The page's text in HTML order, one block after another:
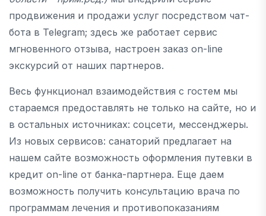
продвижения и продажи услуг посредством чат-
бота в Telegram; здесь же работает сервис
мгновенного отзыва, настроен заказ on-line
экскурсий от наших партнеров.
Весь функционал взаимодействия с гостем мы
стараемся предоставлять не только на сайте, но и
в остальных источниках: соцсети, мессенджеры.
Из новых сервисов: санаторий предлагает на
нашем сайте возможность оформления путевки в
кредит on-line от банка-партнера. Еще даем
возможность получить консультацию врача по
программам лечения и противопоказаниям